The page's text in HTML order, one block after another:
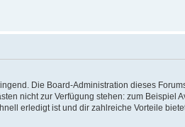
Die Board-Administration dieses
nicht zur Verfügung stehen: zum
erledigt ist und dir zahlreiche Vorteile